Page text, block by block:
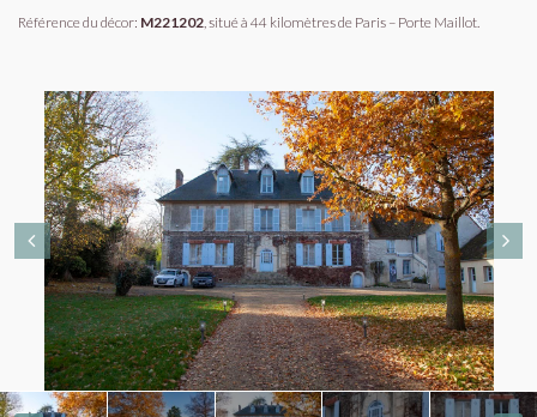
Référence du décor: M221202, situé à 44 kilomètres de Paris – Porte Maillot.